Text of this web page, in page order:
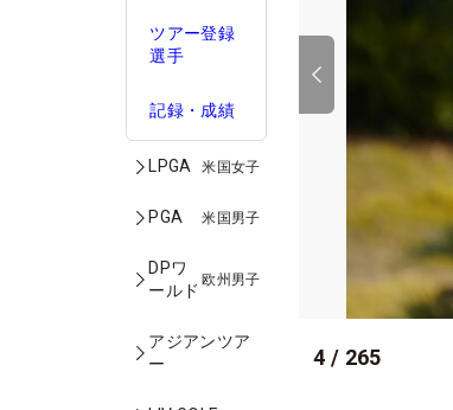
ツアー登録
選手
記録・成績
LPGA 米国女子
PGA 米国男子
DPワ
ールド
欧州男子
アジアンツア
ー
4 / 265